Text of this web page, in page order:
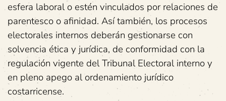
esfera laboral o estén vinculados por relaciones de
parentesco o afinidad. Así también, los procesos
electorales internos deberán gestionarse con
solvencia ética y jurídica, de conformidad con la
regulación vigente del Tribunal Electoral interno y
en pleno apego al ordenamiento jurídico
costarricense.